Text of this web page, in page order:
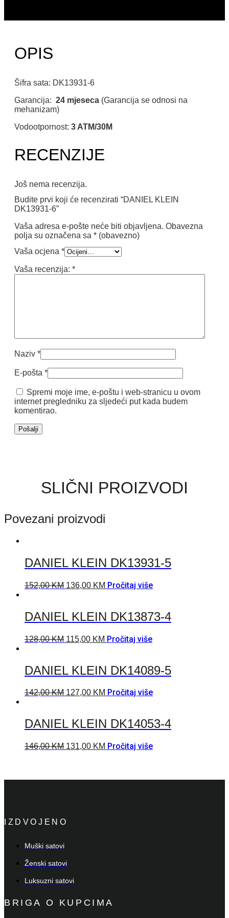
OPIS
Šifra sata: DK13931-6
Garancija: 24 mjeseca (Garancija se odnosi na
mehanizam)
Vodootpornost: 3 ATM/30M
RECENZIJE
Još nema recenzija.
Budite prvi koji će recenzirati “DANIEL KLEIN
DK13931-6”
Vaša adresa e-pošte neće biti objavljena. Obavezna
polja su označena sa * (obavezno)
Vaša ocjena *
Vaša recenzija: *
Naziv *
E-pošta *
Spremi moje ime, e-poštu i web-stranicu u ovom
internet pregledniku za sljedeći put kada budem
komentirao.
SLIČNI PROIZVODI
Povezani proizvodi
DANIEL KLEIN DK13931-5
152,00KM 136,00 KM Pročitaj više
DANIEL KLEIN DK13873-4
128,00KM 115,00 KM Pročitaj više
DANIEL KLEIN DK14089-5
142,00KM 127,00 KM Pročitaj više
DANIEL KLEIN DK14053-4
146,00KM 131,00 KM Pročitaj više
IZDVOJENO
Muški satovi
Ženski satovi
Luksuzni satovi
BRIGA O KUPCIMA